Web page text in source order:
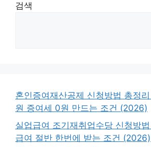
검색
혼인증여재산공제 신청방법 총정
원 증여세 0원 만드는 조건 (2026)
실업급여 조기재취업수당 신청방
급여 절반 한번에 받는 조건 (2026)